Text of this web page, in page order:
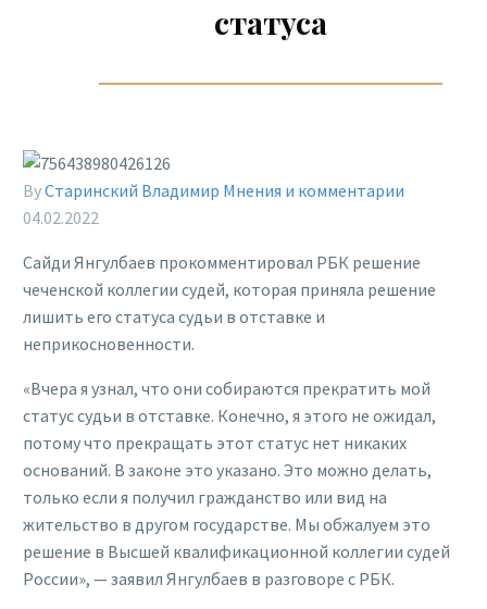
статуса
ByСтаринский Владимир Мнения и комментарии
04.02.2022
Сайди Янгулбаев прокомментировал РБК решение
чеченской коллегии судей, которая приняла решение
лишить его статуса судьи в отставке и
неприкосновенности.
«Вчера я узнал, что они собираются прекратить мой
статус судьи в отставке. Конечно, я этого не ожидал,
потому что прекращать этот статус нет никаких
оснований. В законе это указано. Это можно делать,
только если я получил гражданство или вид на
жительство в другом государстве. Мы обжалуем это
решение в Высшей квалификационной коллегии судей
России», — заявил Янгулбаев в разговоре с РБК.